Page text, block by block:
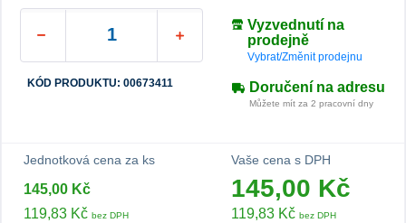
KÓD PRODUKTU: 00673411
Vyzvednutí na
prodejně
Vybrat/Změnit prodejnu
Doručení na adresu
Můžete mít za 2 pracovní dny
Jednotková cena za ks
145,00 Kč
119,83 Kč bez DPH
Vaše cena s DPH
145,00 Kč
119,83 Kč bez DPH